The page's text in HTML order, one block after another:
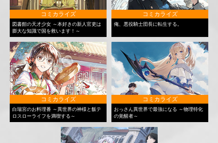
コミカライズ
図書館の天才少女 ～本好きの新人官吏は
膨大な知識で国を救います！～
コミカライズ
俺、悪役騎士団長に転生する。
コミカライズ
白瑞宮のお料理番 ～異世界の神様と飯テ
ロスローライフを満喫する～
コミカライズ
おっさん異世界で最強になる ～物理特化
の覚醒者～